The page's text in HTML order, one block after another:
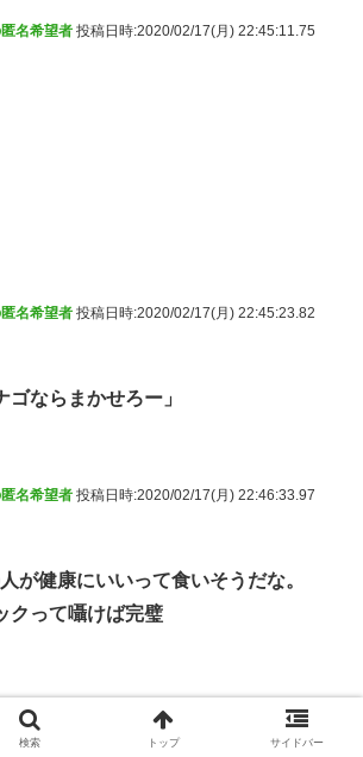
名希望者 投稿日時:2020/02/17(月) 22:45:11.75
名希望者 投稿日時:2020/02/17(月) 22:45:23.82
ゴならまかせろー」
名希望者 投稿日時:2020/02/17(月) 22:46:33.97
が健康にいいって食いそうだな。
クって囁けば完璧
名希望者
投稿日時:2020/02/17(月) 22:46:39.79
検索 トップ サイドバー